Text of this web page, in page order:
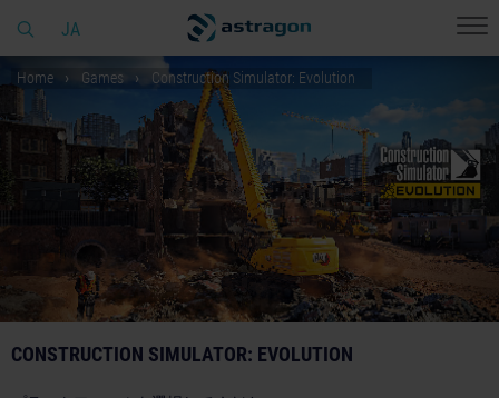
JA
Home Games Construction Simulator: Evolution
CONSTRUCTION SIMULATOR: EVOLUTION